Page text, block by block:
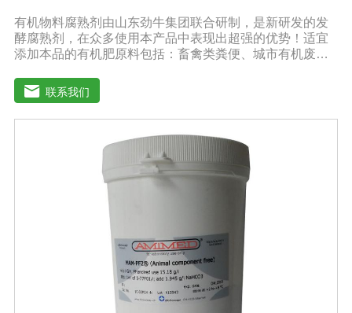
有机物料腐熟剂由山东劲牛集团联合研制，是新研发的发
酵腐熟剂，在众多使用本产品中表现出超强的优势！适宜
添加本品的有机肥原料包括：畜禽类粪便、城市有机废弃
工废弃料（蔗糖泥、果渣、茶渣、蘑菇渣、酒糟、中草药
残渣、糠醛渣、农作物秸杆等）。【功效特点】1、本产品
适应性广，升温速度快，分解能力强，除臭效果彻底。2、
起温快在温度0℃以上时, 2天温度可升至60℃以上。可充
分分解畜禽类粪便中产生臭味的有机硫化物、有机氨化物
等, 升温后2-3天, 臭味大幅减低。3、发酵周期短15-20天即
可达到基本腐熟状态。4、发酵过程高温(60℃-70℃)持久
能杀灭发酵物中的病菌、虫卵、杂草种子。5、堆肥总养分
损失少, 腐殖质含量高, 钾元素含量增高明显。【用法用
量】 本品1公斤可发酵2-3吨物料。使用时先将发酵剂与稻
糠或玉米面或者干的发酵物料湿均匀, 后掺入发酵物中, 混
匀, 堆成堆(夏天堆高控制在0. 6-1米之间, 冬季0. 8-1. 6米之
间, 并用薄膜或草帘覆盖, 待内部温度升到25℃时, 将覆盖
物揭开)。待温度升到45℃(冬季温度升到55C)以上 时开始
一次翻堆, 以后每当堆温达到60℃以上时需进行翘堆, 15-
联系我们